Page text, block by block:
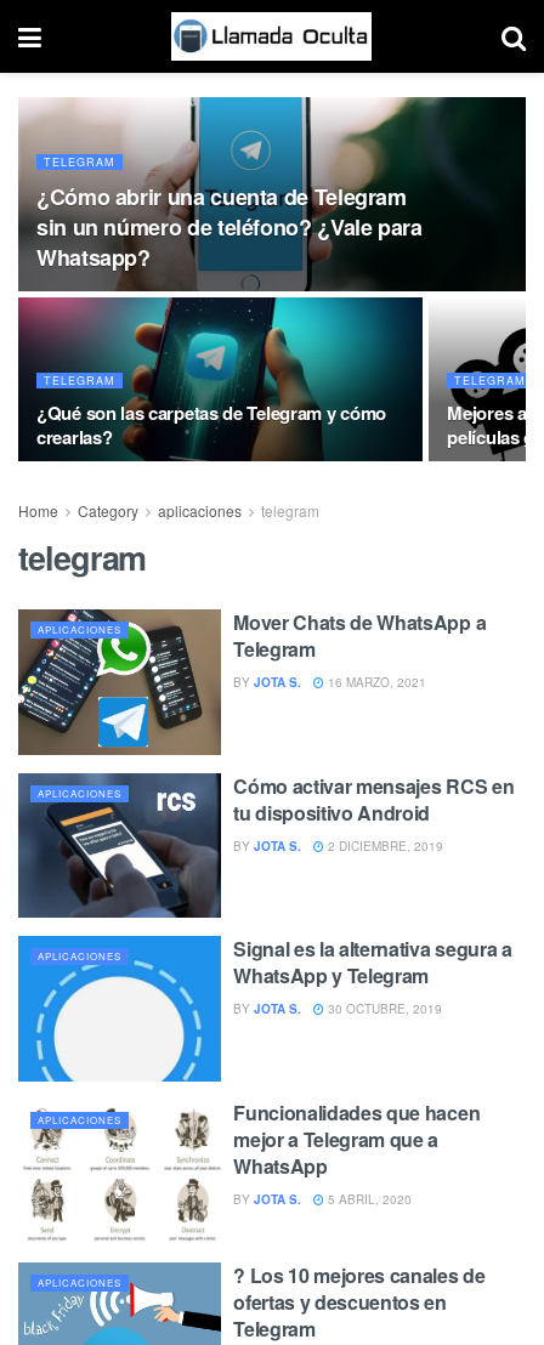
TELEGRAM
¿Cómo abrir una cuenta de Telegram
sin un número de teléfono? ¿Vale para
Whatsapp?
TELEGRAM
¿Qué son las carpetas de Telegram y cómo
crearlas?
TELEGRAM
Mejores
películas
Home Category aplicaciones telegram
telegram
APLICACIONES
Mover Chats de WhatsApp a
Telegram
BY JOTA S. 16 MARZO, 2021
APLICACIONES
Cómo activar mensajes RCS en
tu dispositivo Android
BY JOTA S. 2 DICIEMBRE, 2019
APLICACIONES
Signal es la alternativa segura a
WhatsApp y Telegram
BY JOTA S. 30 OCTUBRE, 2019
APLICACIONES
Funcionalidades que hacen
mejor a Telegram que a
WhatsApp
BY JOTA S. 5 ABRIL, 2020
APLICACIONES
? Los 10 mejores canales de
ofertas y descuentos en
Telegram